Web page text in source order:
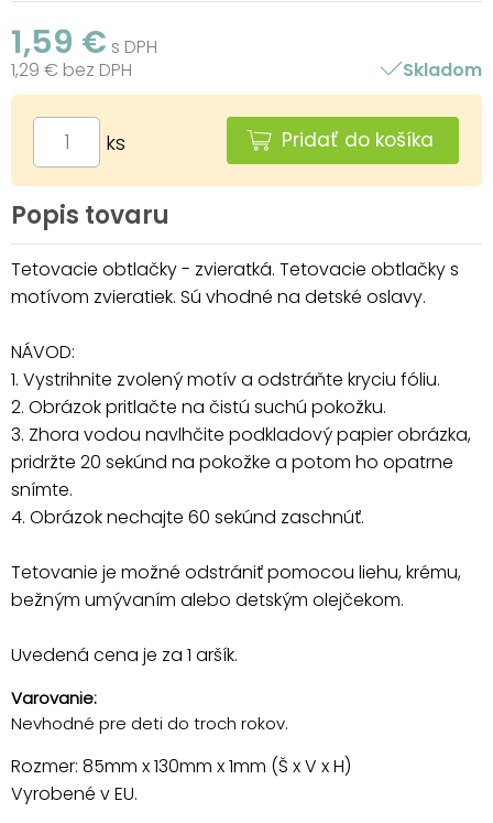
1,59 € s DPH
1,29 € bez DPH
Skladom
ks Pridať do košíka
Popis tovaru
Tetovacie obtlačky - zvieratká. Tetovacie obtlačky s
motívom zvieratiek. Sú vhodné na detské oslavy.
NÁVOD:
1. Vystrihnite zvolený motív a odstráňte kryciu fóliu.
2. Obrázok pritlačte na čistú suchú pokožku.
3. Zhora vodou navlhčite podkladový papier obrázka,
pridržte 20 sekúnd na pokožke a potom ho opatrne
snímte.
4. Obrázok nechajte 60 sekúnd zaschnúť.
Tetovanie je možné odstrániť pomocou liehu, krému,
bežným umývaním alebo detským olejčekom.
Uvedená cena je za 1 aršík.
Varovanie:
Nevhodné pre deti do troch rokov.
Rozmer: 85mm x 130mm x 1mm (Š x V x H)
Vyrobené v EU.